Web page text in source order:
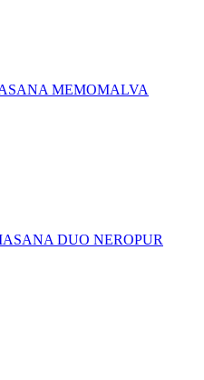
MEMOMALVA
DUO NEROPUR